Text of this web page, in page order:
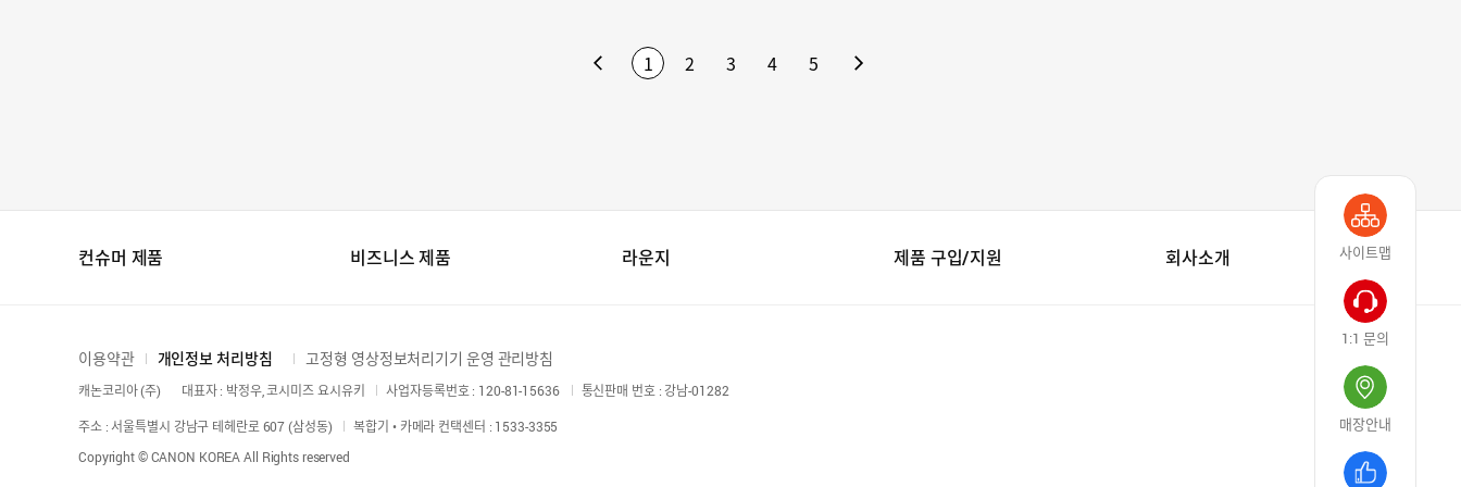
1 2 3 4 5
사이트맵
1:1 문의
매장안내
컨슈머 제품 비즈니스 제품 라운지 제품 구입/지원 회사소개
이용약관 개인정보 처리방침 고정형 영상정보처리기기 운영 관리방침
캐논코리아 (주) 대표자 : 박정우, 코시미즈 요시유키 사업자등록번호 : 120-81-15636 통신판매 번호 : 강남-01282
주소 : 서울특별시 강남구 테헤란로 607 (삼성동)
복합기 • 카메라 컨택센터 : 1533-3355
Copyright © CANON KOREA All Rights reserved